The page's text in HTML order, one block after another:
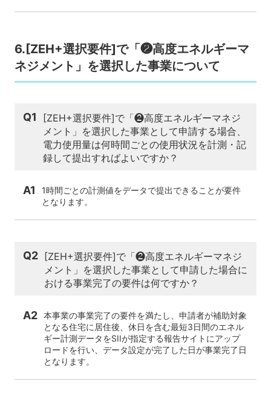
6.[ZEH+選択要件]で「❷高度エネルギーマ
ネジメント」を選択した事業について
Q1
[ZEH+選択要件]で「❷高度エネルギーマネジ
メント」を選択した事業として申請する場合、
電力使用量は何時間ごとの使用状況を計測・記
録して提出すればよいですか？
A1
1時間ごとの計測値をデータで提出できることが要件
となります。
Q2
[ZEH+選択要件]で「❷高度エネルギーマネジ
メント」を選択した事業として申請した場合に
おける事業完了の要件は何ですか？
A2 本事業の事業完了の要件を満たし、申請者が補助対象
となる住宅に居住後、休日を含む最短3日間のエネル
ギー計測データをSIIが指定する報告サイトにアップ
ロードを行い、データ設定が完了した日が事業完了日
となります。